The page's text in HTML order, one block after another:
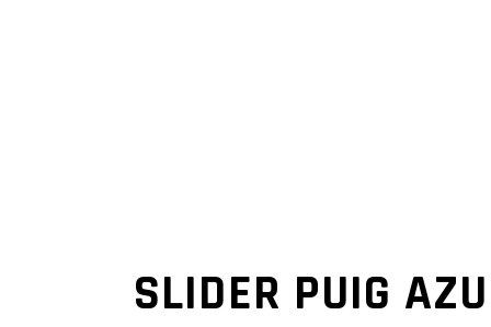
SLIDER PUIG